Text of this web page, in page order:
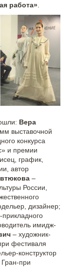
работа»
Вера
выставочной
конкурса
и премии
график,
автор
–
России,
дизайнер;
прикладного
имидж-
– художник-
фестиваля
конструктор
при